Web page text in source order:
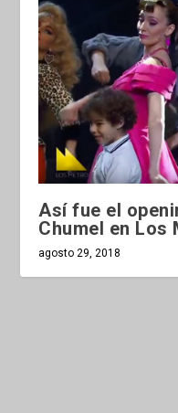
Así fue el
Chumel en Los
agosto 29, 2018